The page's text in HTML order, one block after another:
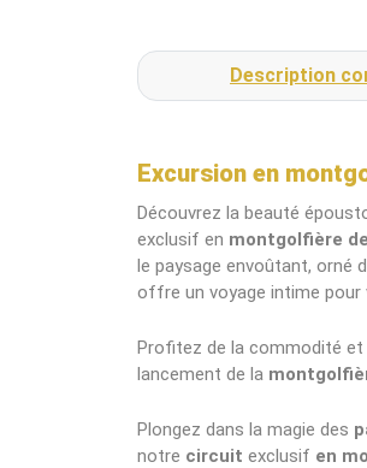
Description
Excursion en
Découvrez la beauté
exclusif en montgolfière
le paysage envoûtant, orné
offre un voyage intime pour
Profitez de la commodité et
lancement de la
Plongez dans la magie des
notre circuit exclusif en